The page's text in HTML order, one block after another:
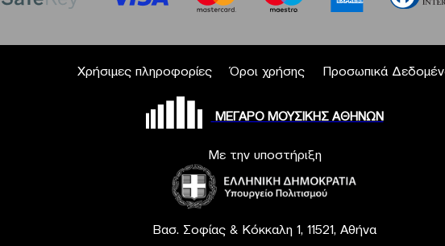
Χρήσιμες πληροφορίες Όροι χρήσης Προσωπικά
ΜΕΓΑΡΟ ΜΟΥΣΙΚΗΣ ΑΘΗΝΩΝ
Με την υποστήριξη
Βασ. Σοφίας & Κόκκαλη 1, 11521, Αθήνα